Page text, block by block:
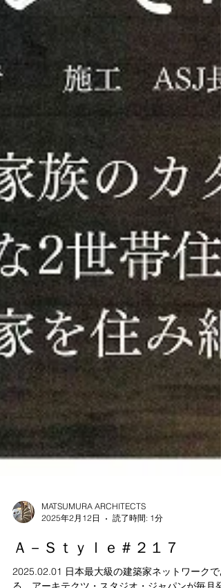
2025年2月12日
読了時間: 1分
Ａ－Ｓｔｙｌｅ＃２１７